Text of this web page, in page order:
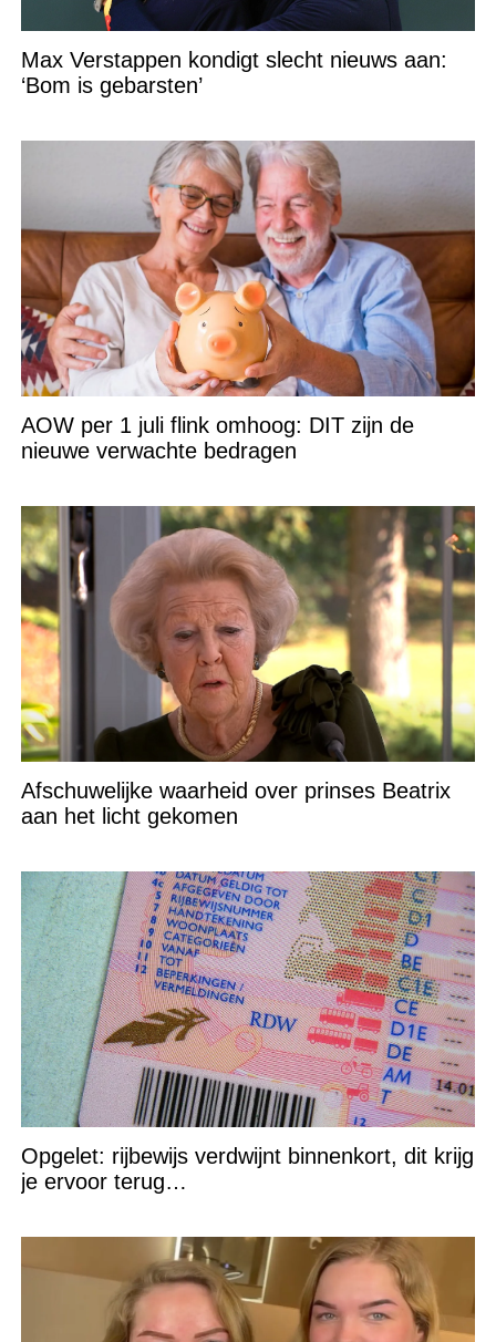
Max Verstappen kondigt slecht nieuws aan:
‘Bom is gebarsten’
AOW per 1 juli flink omhoog: DIT zijn de
nieuwe verwachte bedragen
Afschuwelijke waarheid over prinses Beatrix
aan het licht gekomen
Opgelet: rijbewijs verdwijnt binnenkort, dit krijg
je ervoor terug…